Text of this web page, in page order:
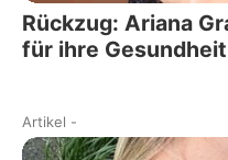
Rückzug: Ariana
für ihre Gesundheit
Artikel -